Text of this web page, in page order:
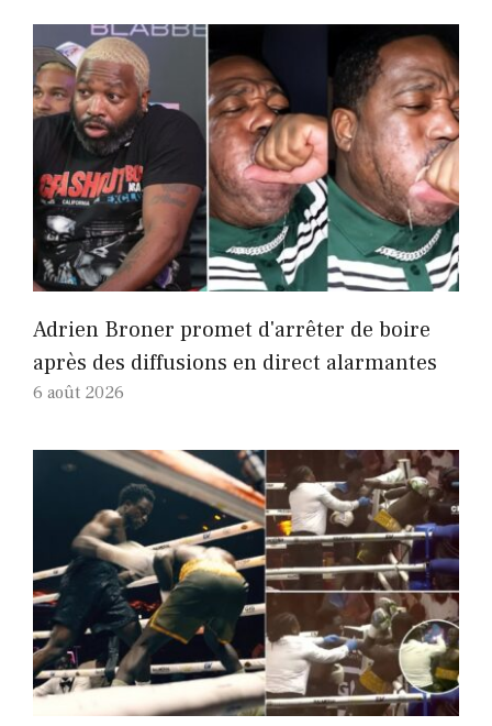
Adrien Broner promet d'arrêter de boire
après des diffusions en direct alarmantes
6 août 2026